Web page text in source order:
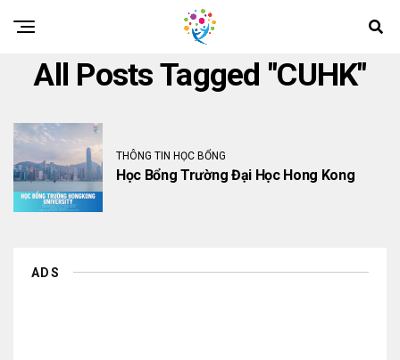
All Posts Tagged "CUHK"
THÔNG TIN HỌC BỔNG
Học Bổng Trường Đại Học Hong Kong
ADS